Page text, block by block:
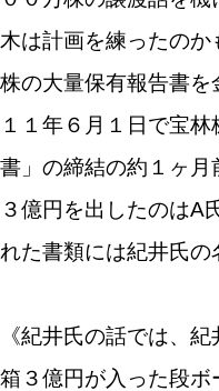
木は計画を練ったの
株の大量保有報告書
１１年６月１日で宝
書」の締結の約１ヶ
３億円を出したのはA
れた書類には紀井氏の
《紀井氏の話では、
箱３億円が入った段